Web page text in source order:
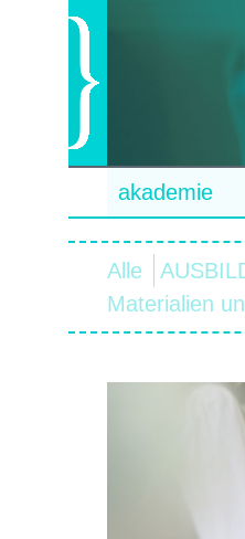
akademie
Alle
Materialien